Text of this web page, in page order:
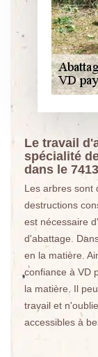
Le travail
spécialité
dans le
Les arbres sont
destructions
est nécessaire
d'abattage.
en la matière.
confiance à VD
la matière. Il
travail et
accessibles à